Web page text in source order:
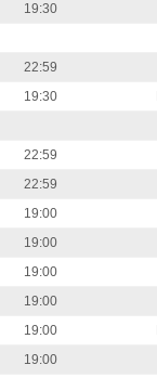
19:30
22:59
19:30
22:59
22:59
19:00
19:00
19:00
19:00
19:00
19:00